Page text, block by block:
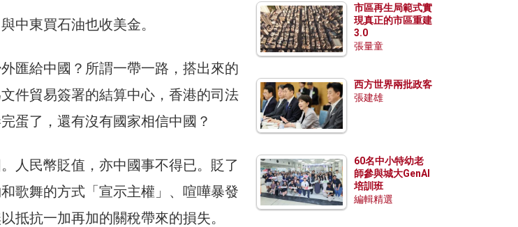
中東買石油也收美金。
匯給中國？所謂一帶一路，搭出來的
件貿易簽署的結算中心，香港的司法
蛋了，還有沒有國家相信中國？
人民幣貶值，亦中國事不得已。貶了
歌舞的方式「宣示主權」、喧嘩暴發
抵抗一加再加的關稅帶來的損失。
市區再生局範式實
現真正的市區重建
3.0
張量童
西方世界兩批政客
張建雄
60名中小特幼老
師參與城大GenAI
培訓班
編輯精選